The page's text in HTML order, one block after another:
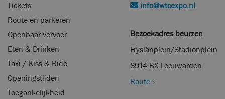
Tickets
Route en parkeren
Openbaar vervoer
Eten & Drinken
Taxi / Kiss & Ride
Openingstijden
Toegankelijkheid
info@wtcexpo.nl
Bezoekadres beurzen
Fryslânplein/Stadionplein
8914 BX Leeuwarden
Route